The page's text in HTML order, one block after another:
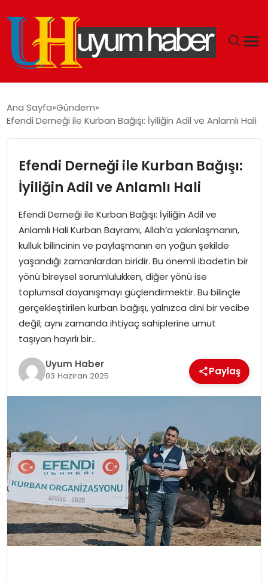
SIYASET
DÜNYA
SPOR
TEKNOLOJI
SAĞLIK
MAGAZIN
YAŞAM
Ana Sayfa Gündem
Efendi Derneği ile Kurban Bağışı: İyiliğin Adil ve Anlamlı Hali
Efendi Derneği ile Kurban Bağışı:
İyiliğin Adil ve Anlamlı Hali
Efendi Derneği ile Kurban Bağışı: İyiliğin Adil ve
Anlamlı Hali Kurban Bayramı, Allah’a yakınlaşmanın,
kulluk bilincinin ve paylaşmanın en yoğun şekilde
yaşandığı zamanlardan biridir. Bu önemli ibadetin bir
yönü bireysel sorumlulukken, diğer yönü ise
toplumsal dayanışmayı güçlendirmektir. Bu bilinçle
gerçekleştirilen kurban bağışı, yalnızca dini bir vecibe
değil; aynı zamanda ihtiyaç sahiplerine umut
taşıyan hayırlı bir…
Uyum Haber
03 Haziran 2025 Paylaş